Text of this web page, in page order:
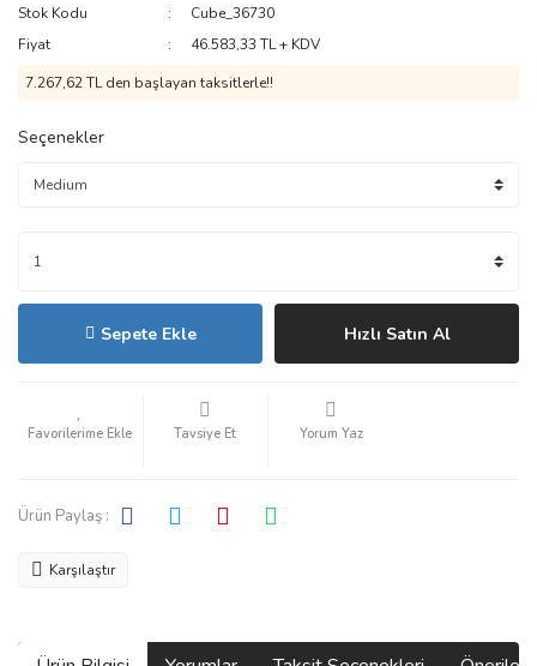
Stok Kodu
Cube_36730
Fiyat
46.583,33 TL + KDV
7.267,62 TL den başlayan taksitlerle!!
Seçenekler
Sepete Ekle Hızlı Satın Al
Tavsiye Et Yorum Yaz
Ürün Paylaş :
Karşılaştır